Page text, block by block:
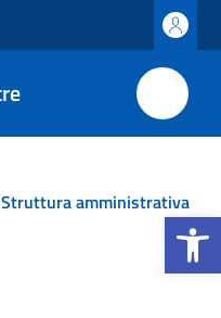
Apri la
Struttura amministrativa